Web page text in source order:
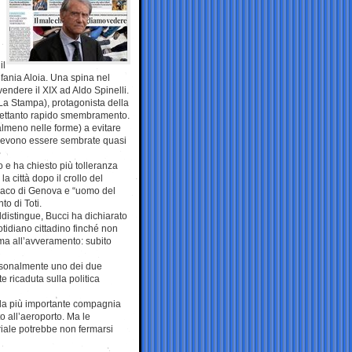
Aloia. Una spina nel
il XIX ad Aldo Spinelli.
Stampa), protagonista della
rapido smembramento.
nelle forme) a evitare
essere sembrate quasi
e ha chiesto più tolleranza
città dopo il crollo del
di Genova e “uomo del
di Toti.
Bucci ha dichiarato
cittadino finché non
all’avveramento: subito
uno dei due
ricaduta sulla politica
più importante compagnia
all’aeroporto. Ma le
potrebbe non fermarsi